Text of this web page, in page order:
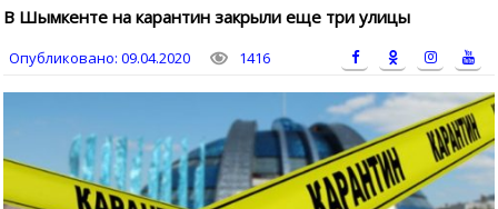
В Шымкенте на карантин закрыли еще три улицы
Опубликовано: 09.04.2020 1416